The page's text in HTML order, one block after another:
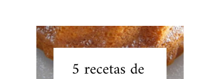
¿TE GUSTARÍA UNIRTE A NUESTRA AVENTURA GASTRON
ÓMICA?
ÚNETE A LA NEWSLETTER
RECOMENDACIONES